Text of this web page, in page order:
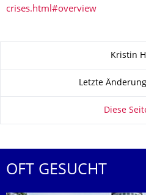
crises.html#overview
Kristin
Letzte
Diese
OFT GESUCHT